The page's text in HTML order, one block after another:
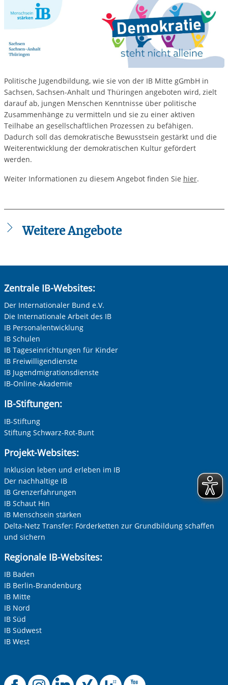
Politische Jugendbildung, wie sie von der IB Mitte gGmbH in
Sachsen, Sachsen-Anhalt und Thüringen angeboten wird, zielt
darauf ab, jungen Menschen Kenntnisse über politische
Zusammenhänge zu vermitteln und sie zu einer aktiven
Teilhabe an gesellschaftlichen Prozessen zu befähigen.
Dadurch soll das demokratische Bewusstsein gestärkt und die
Weiterentwicklung der demokratischen Kultur gefördert
werden.
Weiter Informationen zu diesem Angebot finden Sie hier.
Weitere Angebote
Teamtage
Sachspenden
Zentrale IB-Websites:
Der Internationaler Bund e.V.
Die Internationale Arbeit des IB
IB Personalentwicklung
IB Schulen
IB Tageseinrichtungen für Kinder
IB Freiwilligendienste
IB Jugendmigrationsdienste
IB-Online-Akademie
IB-Stiftungen:
IB-Stiftung
Stiftung Schwarz-Rot-Bunt
Projekt-Websites:
Inklusion leben und erleben im IB
Der nachhaltige IB
IB Grenzerfahrungen
IB Schaut Hin
IB Menschsein stärken
Delta-Netz Transfer: Förderketten zur Grundbildung schaffen
und sichern
Regionale IB-Websites:
IB Baden
IB Berlin-Brandenburg
IB Mitte
IB Nord
IB Süd
IB Südwest
IB West